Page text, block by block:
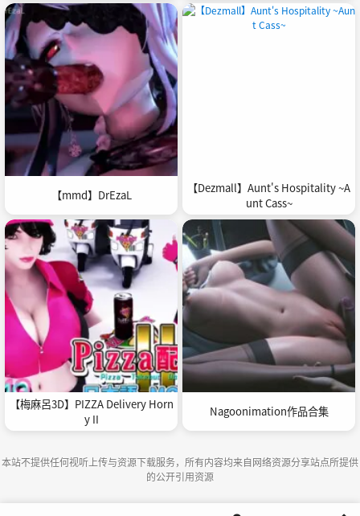
【mmd】DrEzaL
【Dezmall】Aunt's Hospitality ~A
unt Cass~
【梅麻呂3D】PIZZA Delivery Horn
y II
Nagoonimation作品合集
本站不提供任何视听上传与资源下载服务，所有内容均来自网络资源分享站点所提供
的公开引用资源